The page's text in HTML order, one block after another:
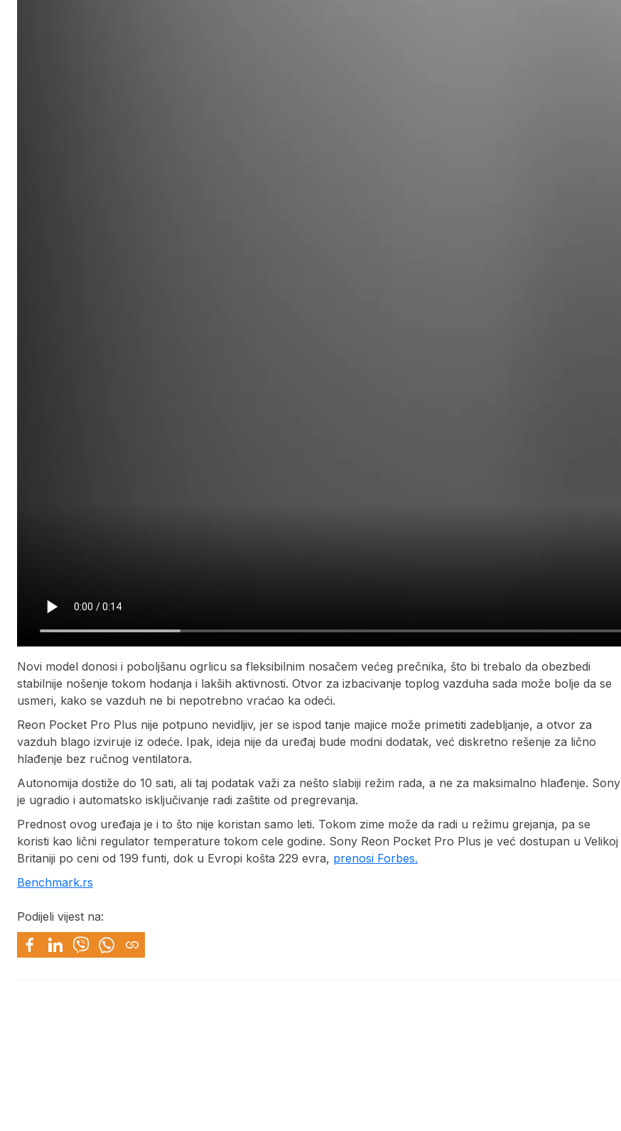
Novi model donosi i poboljšanu ogrlicu sa fleksibilnim nosačem većeg prečnika, što bi trebalo da obezbedi
stabilnije nošenje tokom hodanja i lakših aktivnosti. Otvor za izbacivanje toplog vazduha sada može bolje da se
usmeri, kako se vazduh ne bi nepotrebno vraćao ka odeći.
Reon Pocket Pro Plus nije potpuno nevidljiv, jer se ispod tanje majice može primetiti zadebljanje, a otvor za
vazduh blago izviruje iz odeće. Ipak, ideja nije da uređaj bude modni dodatak, već diskretno rešenje za lično
hlađenje bez ručnog ventilatora.
Autonomija dostiže do 10 sati, ali taj podatak važi za nešto slabiji režim rada, a ne za maksimalno hlađenje. Sony
je ugradio i automatsko isključivanje radi zaštite od pregrevanja.
Prednost ovog uređaja je i to što nije koristan samo leti. Tokom zime može da radi u režimu grejanja, pa se
koristi kao lični regulator temperature tokom cele godine. Sony Reon Pocket Pro Plus je već dostupan u Velikoj
Britaniji po ceni od 199 funti, dok u Evropi košta 229 evra, prenosi Forbes.
Benchmark.rs
Podijeli vijest na: